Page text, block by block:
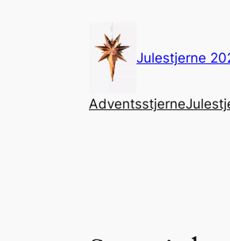
Julestjerne
Adventsstjerne